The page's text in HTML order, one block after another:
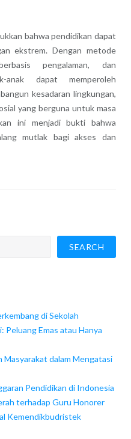
bahwa pendidikan dapat
ekstrem. Dengan metode
pengalaman, dan
anak dapat memperoleh
kesadaran lingkungan,
yang berguna untuk masa
ini menjadi bukti bahwa
mutlak bagi akses dan
SEARCH
di Sekolah
Peluang Emas atau Hanya
Masyarakat dalam Mengatasi
Pendidikan di Indonesia
terhadap Guru Honorer
Kemendikbudristek